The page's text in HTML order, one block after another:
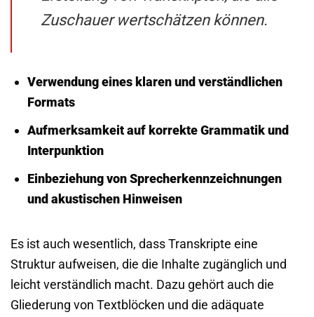
Zuschauer wertschätzen können.
Verwendung eines klaren und verständlichen
Formats
Aufmerksamkeit auf korrekte Grammatik und
Interpunktion
Einbeziehung von Sprecherkennzeichnungen
und akustischen Hinweisen
Es ist auch wesentlich, dass Transkripte eine
Struktur aufweisen, die die Inhalte zugänglich und
leicht verständlich macht. Dazu gehört auch die
Gliederung von Textblöcken und die adäquate